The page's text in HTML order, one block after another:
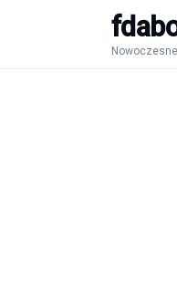
Nowoczesne technologie